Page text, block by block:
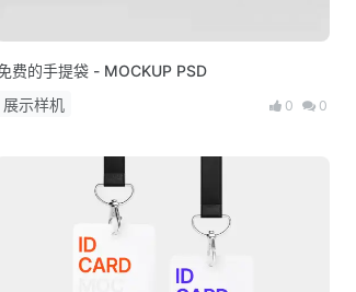
费的手提袋 - MOCKUP PSD
展示样机
0 0